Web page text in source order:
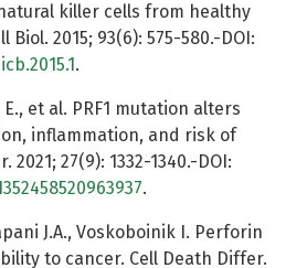
killer cells from healthy
2015; 93(6): 575-580.-DOI:
.
E., et al. PRF1 mutation alters
inflammation, and risk of
27(9): 1332-1340.-DOI:
.
J.A., Voskoboinik I. Perforin
to cancer. Cell Death Differ.